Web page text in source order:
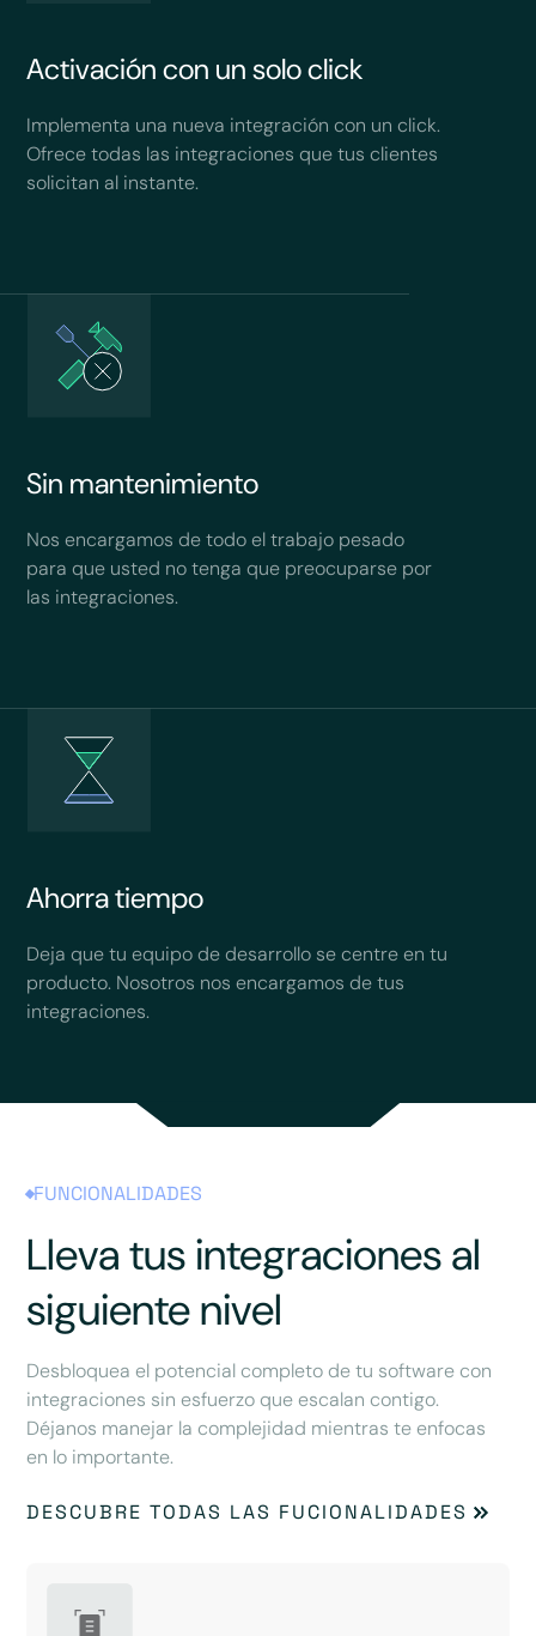
Activación con un solo click
Implementa una nueva integración con un click.
Ofrece todas las integraciones que tus clientes
solicitan al instante.
Sin mantenimiento
Nos encargamos de todo el trabajo pesado
para que usted no tenga que preocuparse por
las integraciones.
Ahorra tiempo
Deja que tu equipo de desarrollo se centre en tu
producto. Nosotros nos encargamos de tus
integraciones.
FUNCIONALIDADES
Lleva tus integraciones al
siguiente nivel
Desbloquea el potencial completo de tu software con
integraciones sin esfuerzo que escalan contigo.
Déjanos manejar la complejidad mientras te enfocas
en lo importante.
DESCUBRE TODAS LAS FUCIONALIDADES